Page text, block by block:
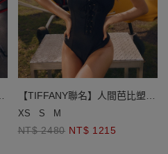
【TIFFANY聯名】人間芭比塑腹
馬甲綁帶連身泳衣
XS S M
NT$ 2480 NT$ 1215